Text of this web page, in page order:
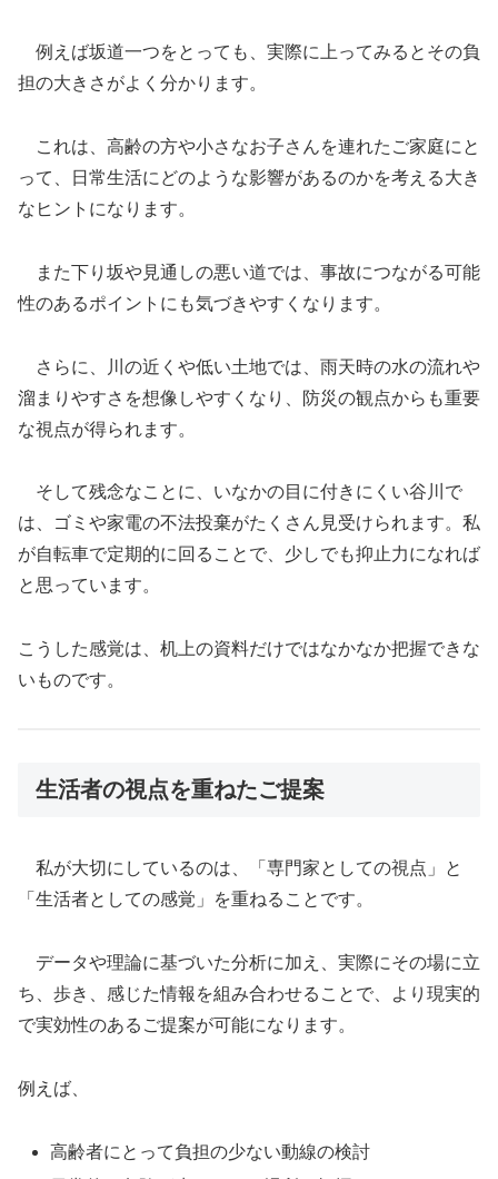
例えば坂道一つをとっても、実際に上ってみるとその負
担の大きさがよく分かります。
これは、高齢の方や小さなお子さんを連れたご家庭にと
って、日常生活にどのような影響があるのかを考える大き
なヒントになります。
また下り坂や見通しの悪い道では、事故につながる可能
性のあるポイントにも気づきやすくなります。
さらに、川の近くや低い土地では、雨天時の水の流れや
溜まりやすさを想像しやすくなり、防災の観点からも重要
な視点が得られます。
そして残念なことに、いなかの目に付きにくい谷川で
は、ゴミや家電の不法投棄がたくさん見受けられます。私
が自転車で定期的に回ることで、少しでも抑止力になれば
と思っています。
こうした感覚は、机上の資料だけではなかなか把握できな
いものです。
生活者の視点を重ねたご提案
私が大切にしているのは、「専門家としての視点」と
「生活者としての感覚」を重ねることです。
データや理論に基づいた分析に加え、実際にその場に立
ち、歩き、感じた情報を組み合わせることで、より現実的
で実効性のあるご提案が可能になります。
例えば、
高齢者にとって負担の少ない動線の検討